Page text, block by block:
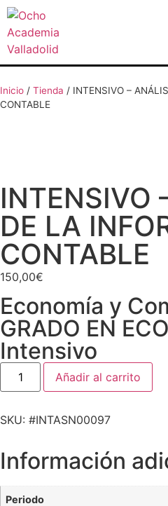
Inicio / Tienda / INTENSIVO –
CONTABLE
INTENSIVO
DE LA
CONTABLE
150,00€
Economía y
GRADO EN
Intensivo
Añadir al carrito
SKU: #INTASN00097
Información
Periodo